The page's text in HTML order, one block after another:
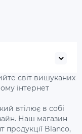
світ вишуканих
інтернет
втілює в собі
Наш магазин
Blanco,